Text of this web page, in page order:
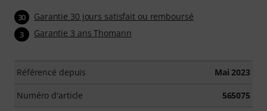
30 Garantie 30 jours satisfait ou remboursé
3 Garantie 3 ans Thomann
Référencé depuis Mai 2023
Numéro d'article 565075